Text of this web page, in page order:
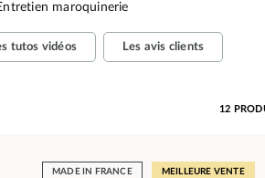
maroquinerie
tutos vidéos Les avis clients
12
MADE IN FRANCE MEILLEURE VENTE